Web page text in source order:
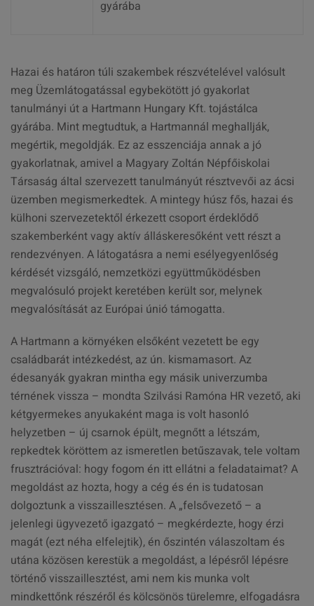
gyárába
Hazai és határon túli szakembek részvételével valósult
meg Üzemlátogatással egybekötött jó gyakorlat
tanulmányi út a Hartmann Hungary Kft. tojástálca
gyárába. Mint megtudtuk, a Hartmannál meghallják,
megértik, megoldják. Ez az esszenciája annak a jó
gyakorlatnak, amivel a Magyary Zoltán Népfőiskolai
Társaság által szervezett tanulmányút résztvevői az ácsi
üzemben megismerkedtek. A mintegy húsz fős, hazai és
külhoni szervezetektől érkezett csoport érdeklődő
szakemberként vagy aktív álláskeresőként vett részt a
rendezvényen. A látogatásra a nemi esélyegyenlőség
kérdését vizsgáló, nemzetközi együttműködésben
megvalósuló projekt keretében került sor, melynek
megvalósítását az Európai únió támogatta.
A Hartmann a környéken elsőként vezetett be egy
családbarát intézkedést, az ún. kismamasort. Az
édesanyák gyakran mintha egy másik univerzumba
térnének vissza – mondta Szilvási Ramóna HR vezető, aki
kétgyermekes anyukaként maga is volt hasonló
helyzetben – új csarnok épült, megnőtt a létszám,
repkedtek köröttem az ismeretlen betűszavak, tele voltam
frusztrációval: hogy fogom én itt ellátni a feladataimat? A
megoldást az hozta, hogy a cég és én is tudatosan
dolgoztunk a visszaillesztésen. A „felsővezető – a
jelenlegi ügyvezető igazgató – megkérdezte, hogy érzi
magát (ezt néha elfelejtik), én őszintén válaszoltam és
utána közösen kerestük a megoldást, a lépésről lépésre
történő visszaillesztést, ami nem kis munka volt
mindkettőnk részéről és kölcsönös türelemre, elfogadásra